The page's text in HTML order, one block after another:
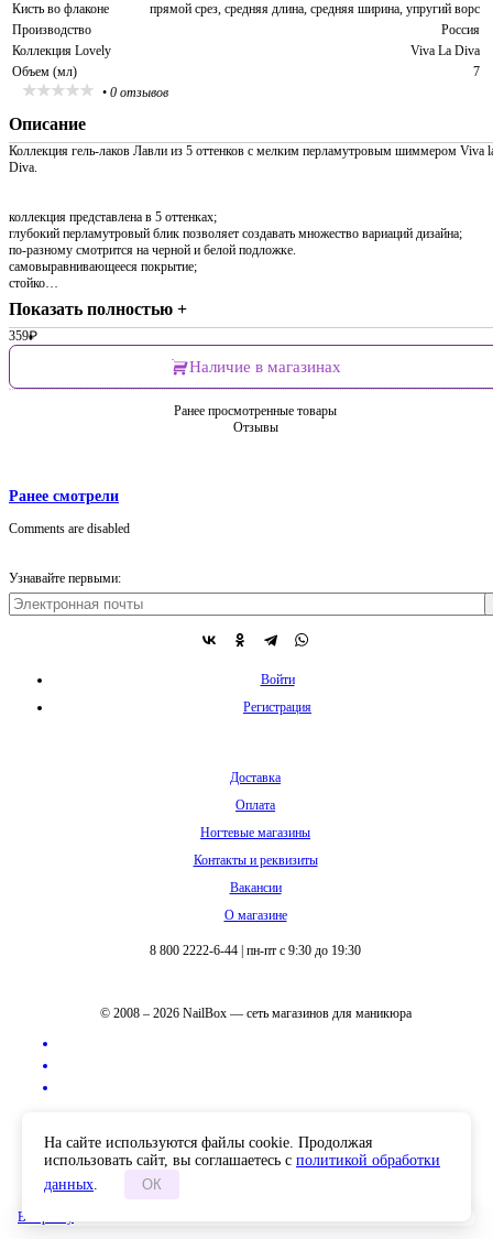
Кисть во флаконе
прямой срез, средняя длина, средняя ширина, упругий ворс
Производство
Россия
Коллекция Lovely
Viva La Diva
Объем (мл)
7
• 0 отзывов
Описание
Коллекция гель-лаков Лавли из 5 оттенков с мелким перламутровым шиммером Viva
Diva.
коллекция представлена в 5 оттенках;
глубокий перламутровый блик позволяет создавать множество вариаций дизайна;
по-разному смотрится на черной и белой подложке.
самовыравнивающееся покрытие;
стойко…
Показать полностью +
359₽
В корзину
Наличие в магазинах
Ранее просмотренные товары
Отзывы
Ранее смотрели
Comments are disabled
Узнавайте первыми:
Войти
Регистрация
Доставка
Оплата
Ногтевые магазины
Контакты и реквизиты
Вакансии
О магазине
8 800 2222-6-44 пн-пт с 9:30 до 19:30
© 2008 – 2026 NailBox — сеть магазинов для маникюра
На сайте используются файлы cookie. Продолжая
использовать сайт, вы соглашаетесь с политикой обработки
данных. ОК